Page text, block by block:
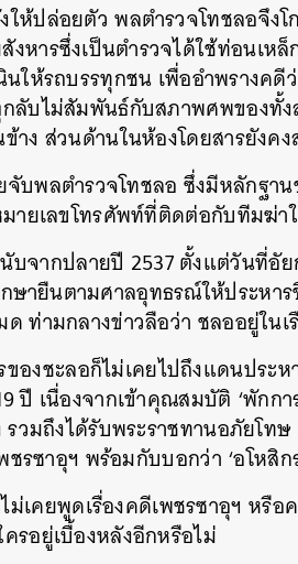
ให้ปล่อยตัว พลตำรวจโทชลอจึง
หารซึ่งเป็นตำรวจได้ใช้ท่อนเห
นให้รถบรรทุกชน เพื่ออำพรางค
ลับไม่สัมพันธ์กับสภาพศพของทั้ง
าง ส่วนด้านในห้องโดยสารยังค
บพลตำรวจโทชลอ ซึ่งมีหลักฐา
มายเลขโทรศัพท์ที่ติดต่อกับทีมฆ่
บจากปลายปี 2537 ตั้งแต่วันที่
ายืนตามศาลอุทธรณ์ให้ประหา
ท่ามกลางข่าวลือว่า ชลออยู่ในเ
องชะลอก็ไม่เคยไปถึงแดนประ
เนื่องจากเข้าคุณสมบัติ ‘พักกา
รวมถึงได้รับพระราชทานอภัยโ
ชรซาอุฯ พร้อมกับบอกว่า ‘อโหสิก
เคยพูดเรื่องคดีเพชรซาอุฯ หรื
รอยู่เบื้องหลังอีกหรือไม่